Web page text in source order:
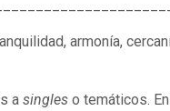
armonía,
a singles o temáticos.